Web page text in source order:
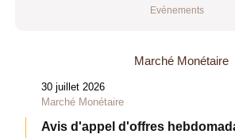
Evénements
Marché Monétaire
30 juillet 2026
Marché Monétaire
Avis d'appel d'offres